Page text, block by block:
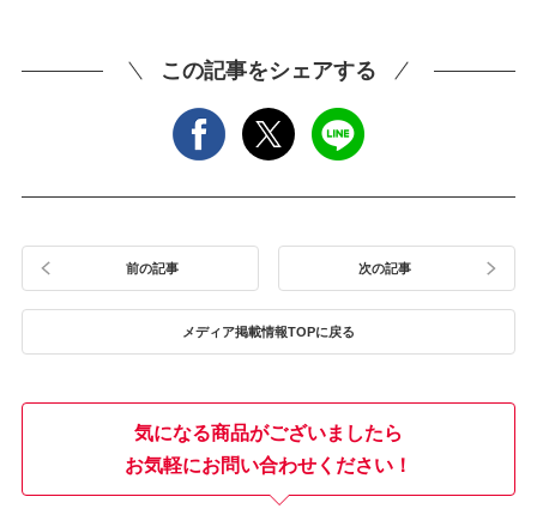
この記事をシェアする
前の記事
メディア掲載情報TOPに戻る
次の記事
気になる商品がございましたら
お気軽にお問い合わせください！